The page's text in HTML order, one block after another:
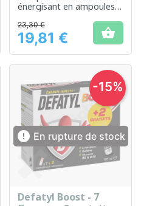
énergisant en ampoules
l'organisme
Prix
23,30 €
19,81 € 
 En rupture de stock
Defatyl Boost - 7
-15%